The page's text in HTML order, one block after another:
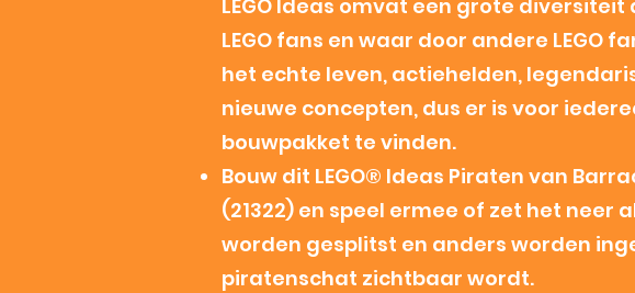
LEGO Ideas omvat een grote
LEGO fans en waar door andere LEGO
het echte leven, actiehelden,
nieuwe concepten, dus er is voor
bouwpakket te vinden.
Bouw dit LEGO® Ideas Piraten van
(21322) en speel ermee of zet het neer
worden gesplitst en anders worden
piratenschat zichtbaar wordt.